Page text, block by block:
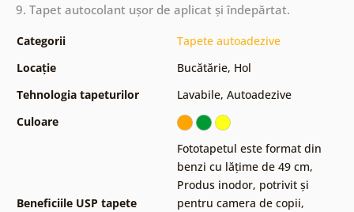
9. Tapet autocolant ușor de aplicat și îndepărtat.
Categorii
Tapete autoadezive
Locație
Bucătărie, Hol
Tehnologia tapeturilor
Lavabile, Autoadezive
Culoare
Beneficiile USP tapete
Fototapetul este format din
benzi cu lățime de 49 cm,
Produs inodor, potrivit și
pentru camera de copii,